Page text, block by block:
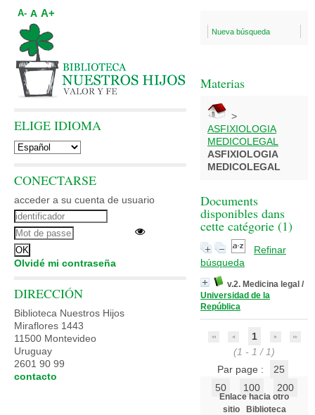
Nueva búsqueda
Materias
>
ASFIXIOLOGIA
MEDICOLEGAL
ASFIXIOLOGIA
MEDICOLEGAL
Documents
disponibles dans
cette catégorie (1)
Refinar
búsqueda
v.2. Medicina legal /
Universidad de la
República
1
(1 - 1 / 1)
Par page :
25
50
100 200
Enlace hacia otro
sitio
Biblioteca
A- A A+
ELIGE IDIOMA
CONECTARSE
acceder a su cuenta de usuario
Olvidé mi contraseña
DIRECCIÓN
Biblioteca Nuestros Hijos
Miraflores 1443
11500 Montevideo
Uruguay
2601 90 99
contacto